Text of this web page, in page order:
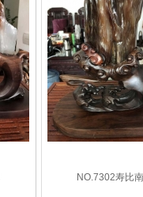
NO.7302寿比